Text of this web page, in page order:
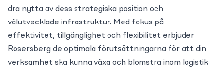
dra nytta av dess strategiska position och
välutvecklade infrastruktur. Med fokus på
effektivitet, tillgänglighet och flexibilitet erbjuder
Rosersberg de optimala förutsättningarna för att din
verksamhet ska kunna växa och blomstra inom logistik